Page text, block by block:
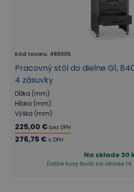
Kód tovaru: 480005
Pracovný stôl do dielne G1,
4 zásuvky
Dĺžka (mm):
Hĺbka (mm):
Výška (mm):
225,00 € bez DPH
276,75 € s DPH
Na sklade30
Ďalšie kusy budú na sklade 14.